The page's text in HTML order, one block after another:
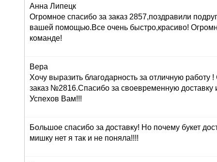
Анна Липецк
Огромное спасибо за заказ 2857,поздравили
вашей помощью.Все очень быстро,красиво!
команде!
Вера
Хочу выразить благодарность за отличную
заказ №2816.Спасибо за своевременную
Успехов Вам!!!
Большое спасибо за доставку! Но почему букет
мишку нет я так и не поняла!!!!